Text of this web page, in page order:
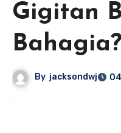
Gigitan
Bahagia?
By jacksondwj